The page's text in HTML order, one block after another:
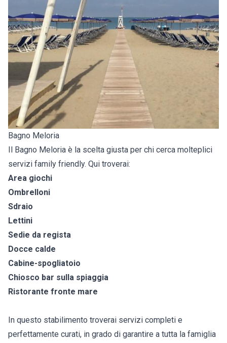
Bagno Meloria
Il Bagno Meloria è la scelta giusta per chi cerca molteplici
servizi family friendly. Qui troverai:
Area giochi
Ombrelloni
Sdraio
Lettini
Sedie da regista
Docce calde
Cabine-spogliatoio
Chiosco bar sulla spiaggia
Ristorante fronte mare
In questo stabilimento troverai servizi completi e
perfettamente curati, in grado di garantire a tutta la famiglia